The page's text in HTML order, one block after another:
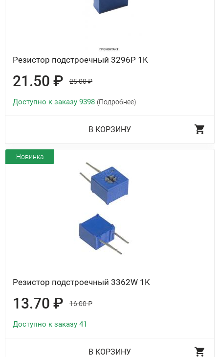
Резистор подстроечный 3296P 1K
21.50 ₽ 25.00 ₽
Доступно к заказу 9398 (Подробнее)
В КОРЗИНУ
Резистор подстроечный 3362W 1K
13.70 ₽ 16.00 ₽
Новинка
Доступно к заказу 41
В КОРЗИНУ